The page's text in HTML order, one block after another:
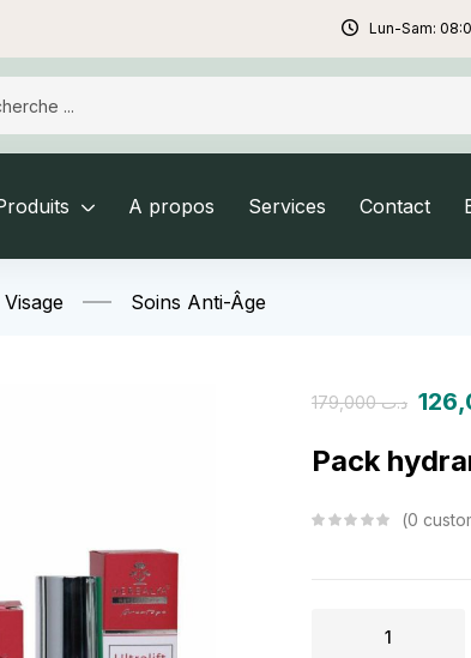
Lun-Sam:
A propos Services Contact
Soins Anti-Âge
د.ت179,000
Pack
0